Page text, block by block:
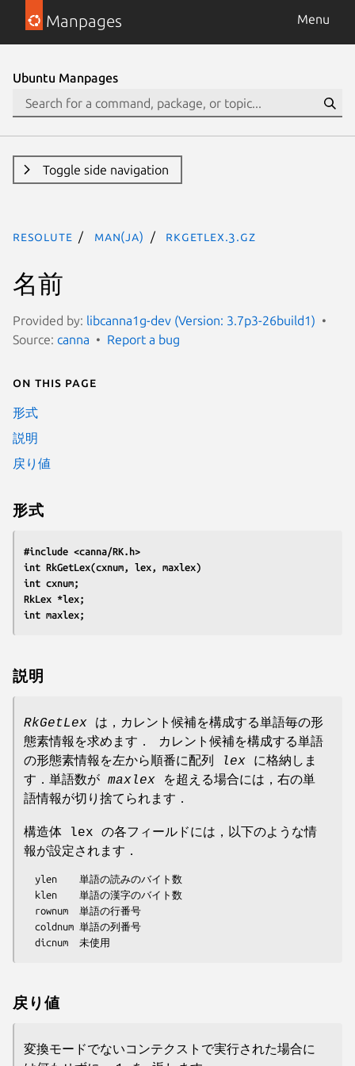
Manpages Menu
Ubuntu Manpages
Toggle side navigation
resolute man(ja) RkGetLex.3.gz
名前
Provided by: libcanna1g-dev (Version: 3.7p3-26build1)
Source: canna Report a bug
On this page
形式
説明
戻り値
形式
#include <canna/RK.h>
int RkGetLex(cxnum, lex, maxlex)
int cxnum;
RkLex *lex;
int maxlex;
説明
RkGetLex は，カレント候補を構成する単語毎の形
態素情報を求めます． カレント候補を構成する単語
の形態素情報を左から順番に配列
lex に格納しま
す．単語数が maxlex を超える場合には，右の単
語情報が切り捨てられます．
構造体 lex の各フィールドには，以下のような情
報が設定されます．
  dicnum  未使用
戻り値
変換モードでないコンテクストで実行された場合に